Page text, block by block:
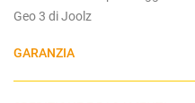
Geo 3 di Joolz
GARANZIA